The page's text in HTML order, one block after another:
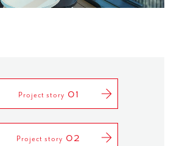
Project story 01
Project story 02